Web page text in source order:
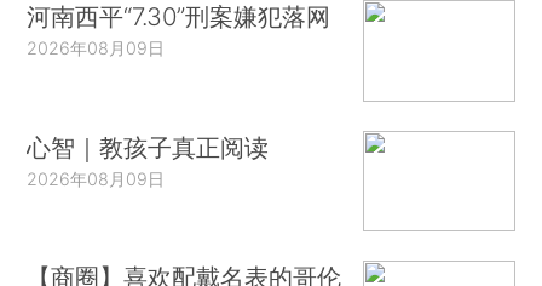
河南西平“7.30”刑案嫌犯落网
2026年08月09日
心智｜教孩子真正阅读
2026年08月09日
【商圈】喜欢配戴名表的哥伦